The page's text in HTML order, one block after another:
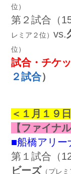
位）
第２試合（
レミア２位）vs.
位）
試合・チケ
２試合）
＜１ 月１９
【ファイナ
■船橋アリー
第１試合（
ビーズ （プレ